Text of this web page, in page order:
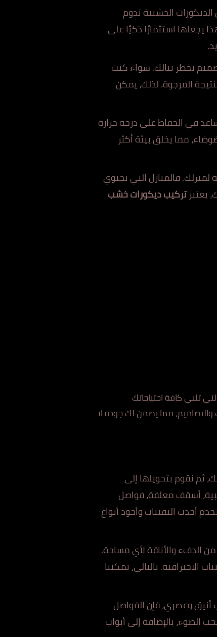
الخشبية تدوم
يجعلها استثمارًا ذكيًا على
يخطر ببالك. سواء كنت
المرجوة. لذلك، يمكن
في الحفاظ على درجة حرارة
مما يخلق بيئة أكثر
لمنزلك. فالمنازل التي تحتوي
يعتبرتركيب ديكورات خشب
تلبي كافة احتياجاتك
والتصاميم، مما يضمن لك جودة لا
ثم نقوم بتحويلها إلى
أسقف معلقة، فواصل
أحدث التقنيات وأجود أنواع
الدفء والأناقة لأي مساحة.
بالتالي، يمكننا
وعصري، فإن الفواصل
الضوء، بالإضافة إلى أبواب